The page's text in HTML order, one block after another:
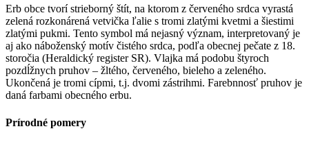
Erb obce tvorí strieborný štít, na ktorom z červeného srdca vyrastá
zelená rozkonárená vetvička ľalie s tromi zlatými kvetmi a šiestimi
zlatými pukmi. Tento symbol má nejasný význam, interpretovaný je
aj ako náboženský motív čistého srdca, podľa obecnej pečate z 18.
storočia (Heraldický register SR). Vlajka má podobu štyroch
pozdĺžnych pruhov – žltého, červeného, bieleho a zeleného.
Ukončená je tromi cípmi, t.j. dvomi zástrihmi. Farebnnosť pruhov je
daná farbami obecného erbu.
Prírodné pomery